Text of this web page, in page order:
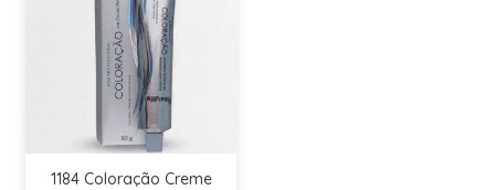
1184 Coloração Creme